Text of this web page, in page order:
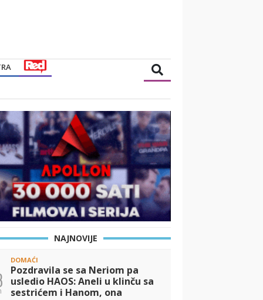
NAJNOVIJE
DOMAĆI
Pozdravila se sa Neriom pa
usledio HAOS: Aneli u klinču sa
sestrićem i Hanom, ona